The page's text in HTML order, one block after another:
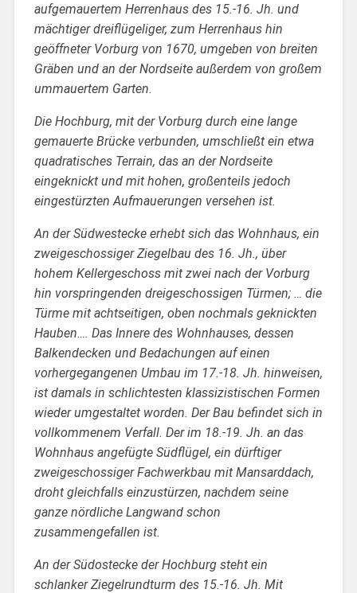
aufgemauertem Herrenhaus des 15.-16. Jh. und
mächtiger dreiflügeliger, zum Herrenhaus hin
geöffneter Vorburg von 1670, umgeben von breiten
Gräben und an der Nordseite außerdem von großem
ummauertem Garten.
Die Hochburg, mit der Vorburg durch eine lange
gemauerte Brücke verbunden, umschließt ein etwa
quadratisches Terrain, das an der Nordseite
eingeknickt und mit hohen, großenteils jedoch
eingestürzten Aufmauerungen versehen ist.
An der Südwestecke erhebt sich das Wohnhaus, ein
zweigeschossiger Ziegelbau des 16. Jh., über
hohem Kellergeschoss mit zwei nach der Vorburg
hin vorspringenden dreigeschossigen Türmen; … die
Türme mit achtseitigen, oben nochmals geknickten
Hauben…. Das Innere des Wohnhauses, dessen
Balkendecken und Bedachungen auf einen
vorhergegangenen Umbau im 17.-18. Jh. hinweisen,
ist damals in schlichtesten klassizistischen Formen
wieder umgestaltet worden. Der Bau befindet sich in
vollkommenem Verfall. Der im 18.-19. Jh. an das
Wohnhaus angefügte Südflügel, ein dürftiger
zweigeschossiger Fachwerkbau mit Mansarddach,
droht gleichfalls einzustürzen, nachdem seine
ganze nördliche Langwand schon
zusammengefallen ist.
An der Südostecke der Hochburg steht ein
schlanker Ziegelrundturm des 15.-16. Jh. Mit